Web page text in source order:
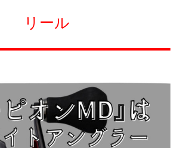
リール